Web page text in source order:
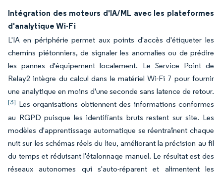
Intégration des moteurs d'IA/ML avec les plateformes
d'analytique Wi-Fi
L'IA en périphérie permet aux points d'accès d'étiqueter les
chemins piétonniers, de signaler les anomalies ou de prédire
les pannes d'équipement localement. Le Service Point de
Relay2 intègre du calcul dans le matériel Wi-Fi 7 pour fournir
une analytique en moins d'une seconde sans latence de retour.
[3] Les organisations obtiennent des informations conformes
au RGPD puisque les identifiants bruts restent sur site. Les
modèles d'apprentissage automatique se réentraînent chaque
nuit sur les schémas réels du lieu, améliorant la précision au fil
du temps et réduisant l'étalonnage manuel. Le résultat est des
réseaux autonomes qui s'auto-réparent et alimentent les